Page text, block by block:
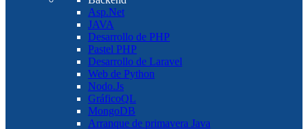
Asp.Net
JAVA
Desarrollo de PHP
Pastel PHP
Desarrollo de Laravel
Web de Python
Nodo.Js
GráficoQL
MongoDB
Arranque de primavera Java